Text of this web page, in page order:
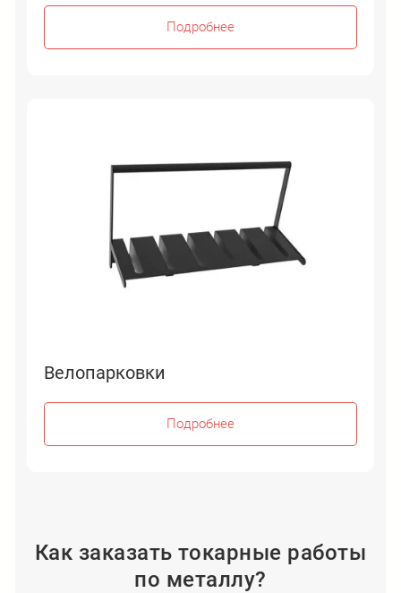
Подробнее
Велопарковки
Подробнее
Как заказать токарные работы
по металлу?